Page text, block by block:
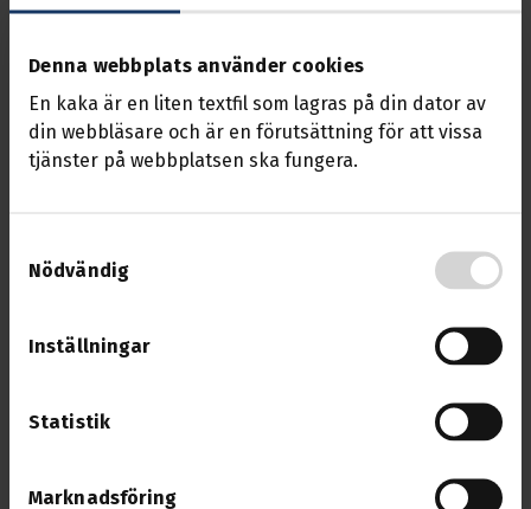
Denna webbplats använder cookies
En kaka är en liten textfil som lagras på din dator av
din webbläsare och är en förutsättning för att vissa
tjänster på webbplatsen ska fungera.
Nödvändig
Inställningar
Statistik
Marknadsföring
för Avdelning 6;
Ordförande, ordinarie ledamöter och ersättare i
Godsserviceklubben ska göras.
godsservicekoncernen kommer ha till våren. Kom med
era funderingar så kan han ta dem vidare till planerarna.
Vi bjuder på fika.
Styrelsen Godsserviceklubben